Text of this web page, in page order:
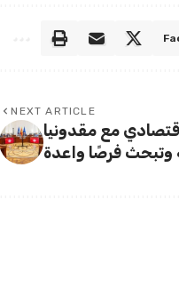
NEXT ARTICLE
مع مقدونيا
وتبحث فرصًا واعدة